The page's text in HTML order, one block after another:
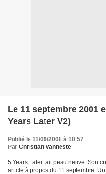
Le 11 septembre 2001
Years Later V2)
Publié le 11/09/2008 à 10:57
Par Christian Vanneste
5 Years Later fait peau neuve. Son
article à propos du 11 septembre.